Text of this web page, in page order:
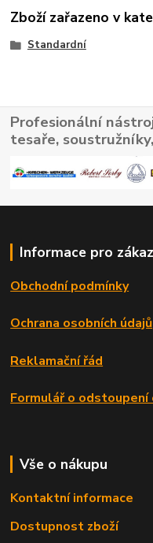
Zboží zařazeno v
Standardní
Profesionální
tesaře,
Informace pro
Obchodní podmínky
Ochrana osobních údajů
Reklamační řád
Formulář o odstoupení
Vše o nákupu
Kontaktní informace
Dostupnost zboží